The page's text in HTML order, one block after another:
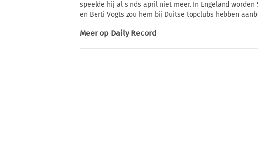
speelde hij al sinds april niet meer. In Engeland worden
en Berti Vogts zou hem bij Duitse topclubs hebben
Meer op Daily Record